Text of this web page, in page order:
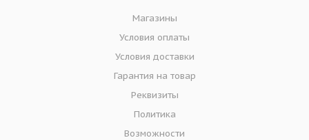
Магазины
Условия оплаты
Условия доставки
Гарантия на товар
Реквизиты
Политика
Возможности